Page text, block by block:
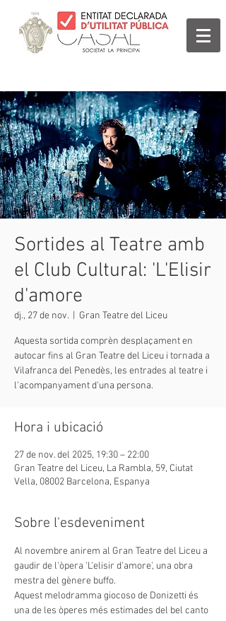
Sortides al Teatre amb
el Club Cultural: 'L'Elisir
d'amore
dj., 27 de nov. Gran Teatre del Liceu
Aquesta sortida comprèn desplaçament en
autocar fins al Gran Teatre del Liceu i tornada a
Vilafranca del Penedès, les entrades al teatre i
l'acompanyament d'una persona.
Hora i ubicació
27 de nov. del 2025, 19:30 – 22:00
Gran Teatre del Liceu, La Rambla, 59, Ciutat
Vella, 08002 Barcelona, Espanya
Sobre l'esdeveniment
Al novembre anirem al Gran Teatre del Liceu a
gaudir de l'òpera 'L'elisir d'amore', una obra
mestra del gènere buffo.
Aquest melodramma giocoso de Donizetti és
una de les òperes més estimades del bel canto